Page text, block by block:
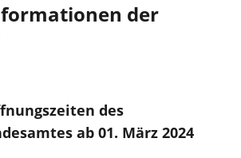
der
des
ab 01. März 2024